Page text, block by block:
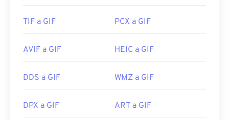
TIF a GIF PCX a GIF
AVIF a GIF HEIC a GIF
DDS a GIF WMZ a GIF
DPX a GIF ART a GIF